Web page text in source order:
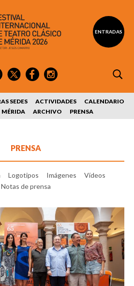
ENTRADAS
SEDES ACTIVIDADES
CALENDARIO
MÉRIDA ARCHIVO PRENSA
PRENSA
Logotipos Imágenes
Vídeos
Notas de prensa